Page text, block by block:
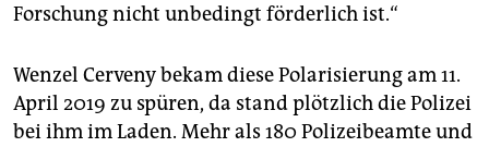
Forschung nicht unbedingt förderlich ist.“
Wenzel Cerveny bekam diese Polarisierung am 11.
April 2019 zu spüren, da stand plötzlich die Polizei
bei ihm im Laden. Mehr als 180 Polizeibeamte und